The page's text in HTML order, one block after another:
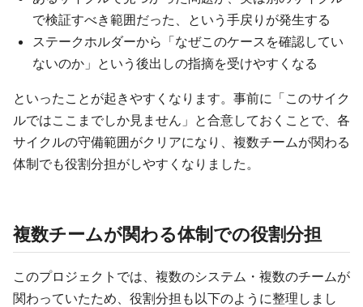
で検証すべき範囲だった、という手戻りが発生する
ステークホルダーから「なぜこのケースを確認してい
ないのか」という後出しの指摘を受けやすくなる
といったことが起きやすくなります。事前に「このサイク
ルではここまでしか見ません」と合意しておくことで、各
サイクルの守備範囲がクリアになり、複数チームが関わる
体制でも役割分担がしやすくなりました。
複数チームが関わる体制での役割分担
このプロジェクトでは、複数のシステム・複数のチームが
関わっていたため、役割分担も以下のように整理しまし